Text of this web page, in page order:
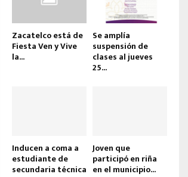
Zacatelco está de
Fiesta Ven y Vive
la...
Se amplía
suspensión de
clases al jueves
25...
Inducen a coma a
estudiante de
secundaria técnica
Joven que
participó en riña
en el municipio...